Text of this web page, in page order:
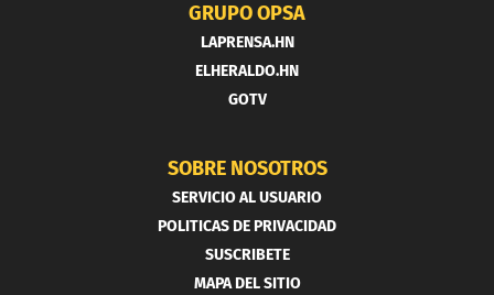
GRUPO OPSA
LAPRENSA.HN
ELHERALDO.HN
GOTV
SOBRE NOSOTROS
SERVICIO AL USUARIO
POLITICAS DE PRIVACIDAD
SUSCRIBETE
MAPA DEL SITIO